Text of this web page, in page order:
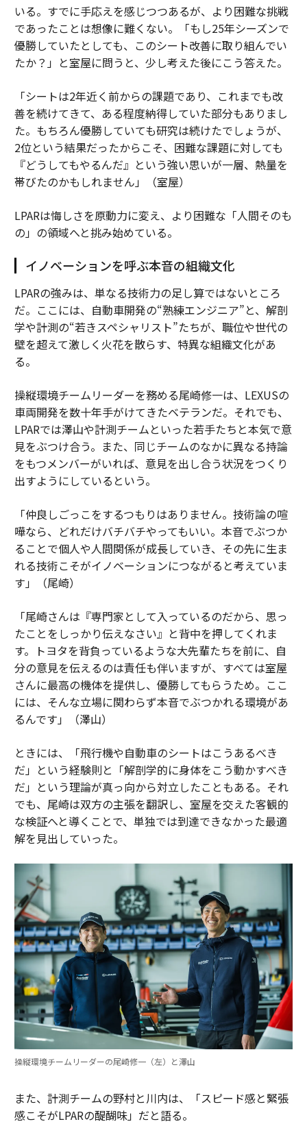
いる。すでに手応えを感じつつあるが、より困難な挑戦
であったことは想像に難くない。「もし25年シーズンで
優勝していたとしても、このシート改善に取り組んでい
たか？」と室屋に問うと、少し考えた後にこう答えた。
「シートは2年近く前からの課題であり、これまでも改
善を続けてきて、ある程度納得していた部分もありまし
た。もちろん優勝していても研究は続けたでしょうが、
2位という結果だったからこそ、困難な課題に対しても
『どうしてもやるんだ』という強い思いが一層、熱量を
帯びたのかもしれません」（室屋）
LPARは悔しさを原動力に変え、より困難な「人間そのも
の」の領域へと挑み始めている。
イノベーションを呼ぶ本音の組織文化
LPARの強みは、単なる技術力の足し算ではないところ
だ。ここには、自動車開発の“熟練エンジニア”と、解剖
学や計測の“若きスペシャリスト”たちが、職位や世代の
壁を超えて激しく火花を散らす、特異な組織文化があ
る。
操縦環境チームリーダーを務める尾崎修一は、LEXUSの
車両開発を数十年手がけてきたベテランだ。それでも、
LPARでは澤山や計測チームといった若手たちと本気で意
見をぶつけ合う。また、同じチームのなかに異なる持論
をもつメンバーがいれば、意見を出し合う状況をつくり
出すようにしているという。
「仲良しごっこをするつもりはありません。技術論の喧
嘩なら、どれだけバチバチやってもいい。本音でぶつか
ることで個人や人間関係が成長していき、その先に生ま
れる技術こそがイノベーションにつながると考えていま
す」（尾崎）
「尾崎さんは『専門家として入っているのだから、思っ
たことをしっかり伝えなさい』と背中を押してくれま
す。トヨタを背負っているような大先輩たちを前に、自
分の意見を伝えるのは責任も伴いますが、すべては室屋
さんに最高の機体を提供し、優勝してもらうため。ここ
には、そんな立場に関わらず本音でぶつかれる環境があ
るんです」（澤山）
ときには、「飛行機や自動車のシートはこうあるべき
だ」という経験則と「解剖学的に身体をこう動かすべき
だ」という理論が真っ向から対立したこともある。それ
でも、尾崎は双方の主張を翻訳し、室屋を交えた客観的
な検証へと導くことで、単独では到達できなかった最適
解を見出していった。
操縦環境チームリーダーの尾崎修一（左）と澤山
また、計測チームの野村と川内は、「スピード感と緊張
感こそがLPARの醍醐味」だと語る。